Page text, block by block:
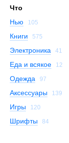
Что
Нью
105
Книги 575
Электроника 41
Еда и всякое 12
Одежда 97
Аксессуары 139
Игры 120
Шрифты 84